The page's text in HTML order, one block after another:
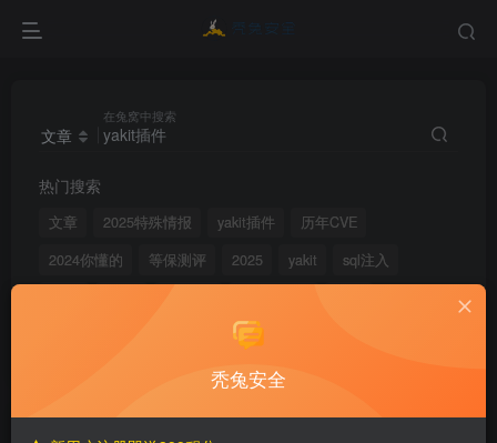
文章
在兔窝中搜索
热门搜索
文章 2025特殊情报 yakit插件
历年CVE
2024你懂的
等保测评 2025 yakit
sql注入
当虹科技
文章 用户 版块 帖子
秃兔安全